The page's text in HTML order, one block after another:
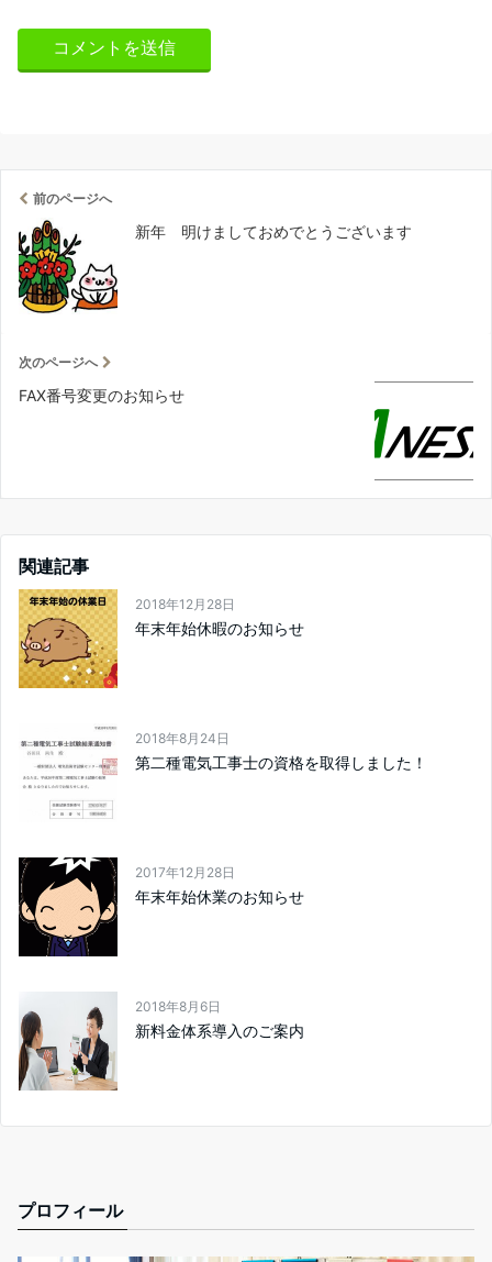
前のページへ
新年 明けましておめでとうございます
次のページへ
FAX番号変更のお知らせ
関連記事
2018年12月28日
年末年始休暇のお知らせ
2018年8月24日
第二種電気工事士の資格を取得しました！
2017年12月28日
年末年始休業のお知らせ
2018年8月6日
新料金体系導入のご案内
プロフィール